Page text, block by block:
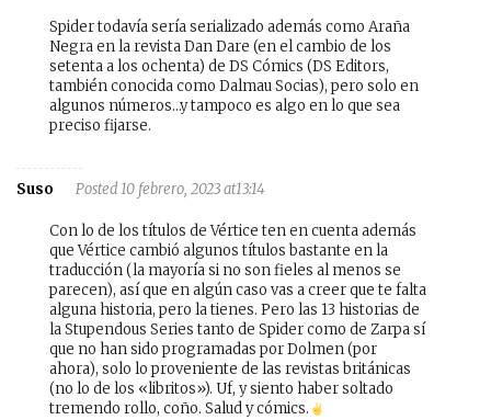
Spider todavía sería serializado además como Araña
Negra en la revista Dan Dare (en el cambio de los
setenta a los ochenta) de DS Cómics (DS Editors,
también conocida como Dalmau Socias), pero solo en
algunos números…y tampoco es algo en lo que sea
preciso fijarse.
Suso Posted 10 febrero, 2023 at13:14
Con lo de los títulos de Vértice ten en cuenta además
que Vértice cambió algunos títulos bastante en la
traducción (la mayoría si no son fieles al menos se
parecen), así que en algún caso vas a creer que te falta
alguna historia, pero la tienes. Pero las 13 historias de
la Stupendous Series tanto de Spider como de Zarpa sí
que no han sido programadas por Dolmen (por
ahora), solo lo proveniente de las revistas británicas
(no lo de los «libritos»). Uf, y siento haber soltado
tremendo rollo, coño. Salud y cómics.